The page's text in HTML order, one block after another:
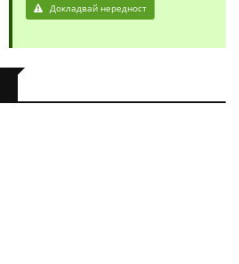
Докладвай нередност